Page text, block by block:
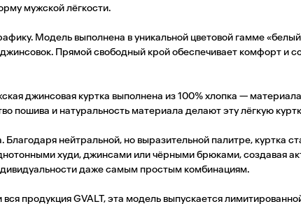
мужской лёгкости.
Модель выполнена в уникальной цветовой гамме
Прямой свободный крой обеспечивает комфорт
джинсовая куртка выполнена из 100% хлопка —
пошива и натуральность материала делают эту лёгкую
Благодаря нейтральной, но выразительной палитре, куртка
худи, джинсами или чёрными брюками, создавая
даже самым простым комбинациям.
вся продукция GVALT, эта модель выпускается